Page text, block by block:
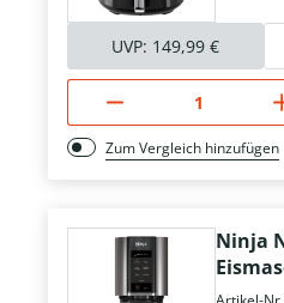
UVP: 149,99 €
Zum Vergleich hinzufügen
Ninja